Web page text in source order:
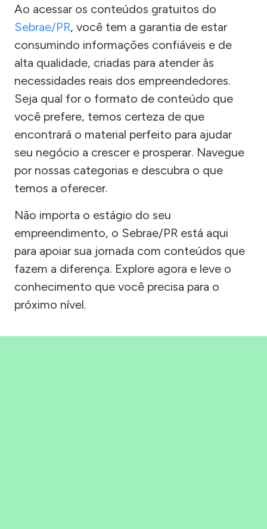
Ao acessar os conteúdos gratuitos do
Sebrae/PR, você tem a garantia de estar
consumindo informações confiáveis e de
alta qualidade, criadas para atender às
necessidades reais dos empreendedores.
Seja qual for o formato de conteúdo que
você prefere, temos certeza de que
encontrará o material perfeito para ajudar
seu negócio a crescer e prosperar. Navegue
por nossas categorias e descubra o que
temos a oferecer.
Não importa o estágio do seu
empreendimento, o Sebrae/PR está aqui
para apoiar sua jornada com conteúdos que
fazem a diferença. Explore agora e leve o
conhecimento que você precisa para o
próximo nível.